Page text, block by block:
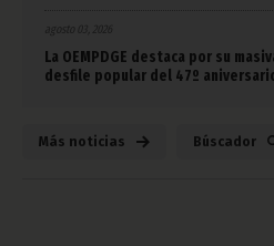
agosto 03, 2026
La OEMPDGE destaca por su
desfile popular del 47º
Más noticias Búscador